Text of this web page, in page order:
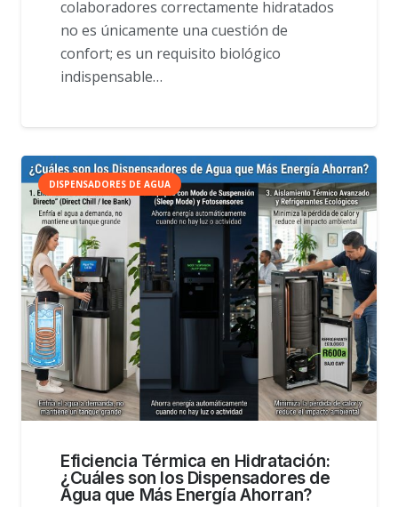
colaboradores correctamente hidratados
no es únicamente una cuestión de
confort; es un requisito biológico
indispensable…
DISPENSADORES DE AGUA
Eficiencia Térmica en Hidratación:
¿Cuáles son los Dispensadores de
Agua que Más Energía Ahorran?